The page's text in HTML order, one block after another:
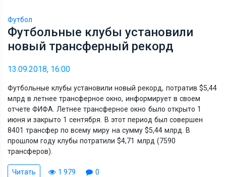
Футбол
Футбольные клубы установили
новый трансферный рекорд
13.09.2018, 16:00
Футбольные клубы установили новый рекорд, потратив $5,44
млрд в летнее трансферное окно, информирует в своем
отчете ФИФА. Летнее трансферное окно было открыто 1
июня и закрыто 1 сентября. В этот период был совершен
8401 трансфер по всему миру на сумму $5,44 млрд. В
прошлом году клубы потратили $4,71 млрд (7590
трансферов).
Читать 1 979 0